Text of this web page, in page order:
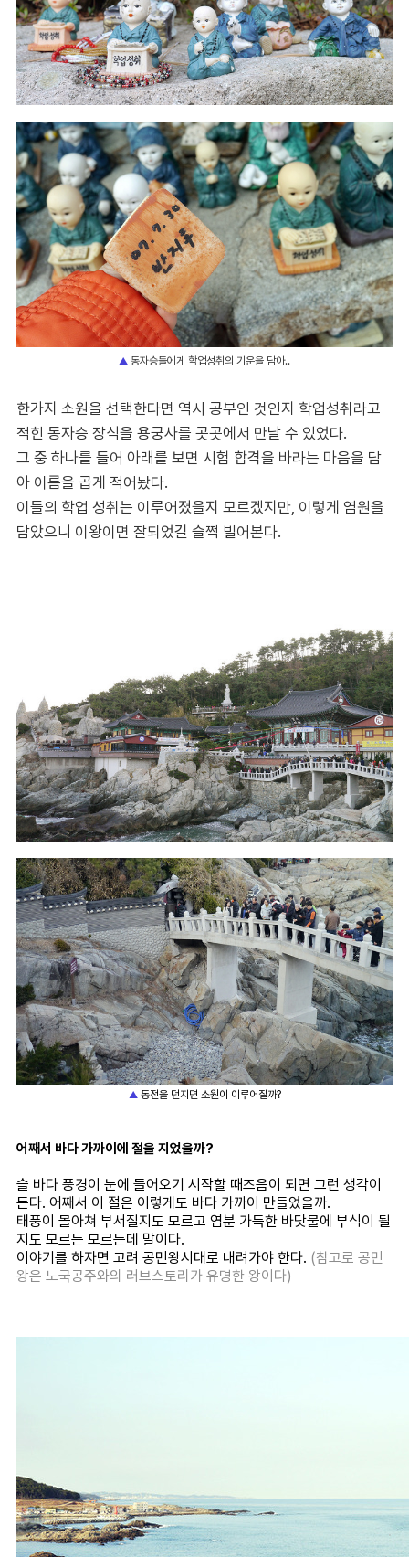
▲ 동자승들에게 학업성취의 기운을 담아..
한가지 소원을 선택한다면 역시 공부인 것인지 학업성취라고
적힌 동자승 장식을 용궁사를 곳곳에서 만날 수 있었다.
그 중 하나를 들어 아래를 보면 시험 합격을 바라는 마음을 담
아 이름을 곱게 적어놨다.
이들의 학업 성취는 이루어졌을지 모르겠지만, 이렇게 염원을
담았으니 이왕이면 잘되었길 슬쩍 빌어본다.
▲ 동전을 던지면 소원이 이루어질까?
어째서 바다 가까이에 절을 지었을까?
슬 바다 풍경이 눈에 들어오기 시작할 때즈음이 되면 그런 생각이
든다. 어째서 이 절은 이렇게도 바다 가까이 만들었을까.
태풍이 몰아쳐 부서질지도 모르고 염분 가득한 바닷물에 부식이 될
지도 모르는 모르는데 말이다.
이야기를 하자면 고려 공민왕시대로 내려가야 한다. (참고로 공민
왕은 노국공주와의 러브스토리가 유명한 왕이다)